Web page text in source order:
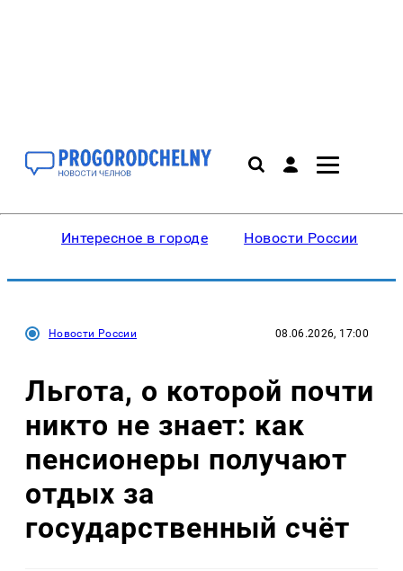
Интересное в городе Новости России
Новости России 08.06.2026, 17:00
Льгота, о которой почти
никто не знает: как
пенсионеры получают
отдых за
государственный счёт